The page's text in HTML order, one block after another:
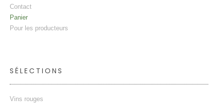
Contact
Panier
Pour les producteurs
SÉLECTIONS
Vins rouges